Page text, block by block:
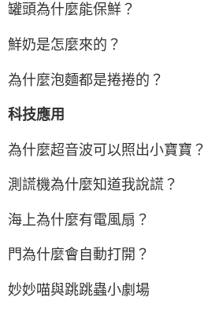
罐頭為什麼能保鮮？
鮮奶是怎麼來的？
為什麼泡麵都是捲捲的？
科技應用
為什麼超音波可以照出小寶寶？
測謊機為什麼知道我說謊？
海上為什麼有電風扇？
門為什麼會自動打開？
妙妙喵與跳跳蟲小劇場